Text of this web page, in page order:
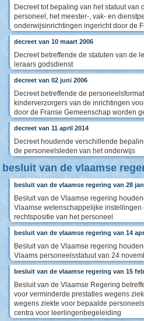
Decreet tot bepaling van het statuut van
personeel, het meester-, vak- en
onderwijsinrichtingen ingericht door de
decreet van 10 maart 2006
Decreet betreffende de statuten van de
leraars godsdienst
decreet van 02 juni 2006
Decreet betreffende de
kinderverzorgers van de inrichtingen
door de Franse Gemeenschap worden
decreet van 11 april 2014
Decreet houdende verschillende
de personeelsleden van het onderwijs
besluit van de vlaamse
besluit van de vlaamse regering van 28
Besluit van de Vlaamse regering
Vlaamse wetenschappelijke instellingen
rechtspositie van het personeel
besluit van de vlaamse regering van 14
Besluit van de Vlaamse regering
Vlaams personeelsstatuut van 24
besluit van de vlaamse regering van 15
Besluit van de Vlaamse Regering
voor verminderde prestaties wegens
wegens ziekte voor bepaalde
centra voor leerlingenbegeleiding